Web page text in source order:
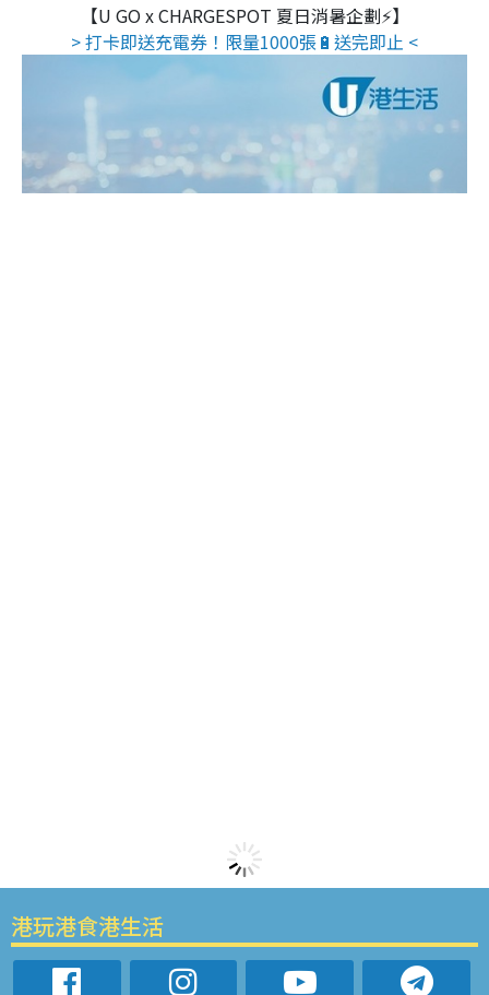
【U GO x CHARGESPOT 夏日消暑企劃⚡】
> 打卡即送充電券！限量1000張🔋送完即止 <
港玩港食港生活